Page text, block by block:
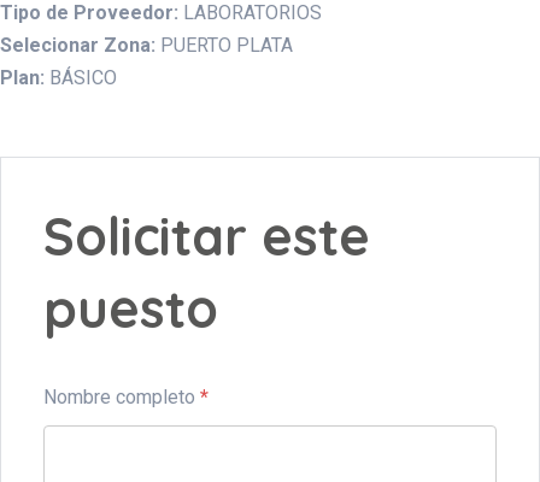
Tipo de Proveedor: LABORATORIOS
Selecionar Zona: PUERTO PLATA
Plan: BÁSICO
Solicitar este
puesto
Nombre completo *